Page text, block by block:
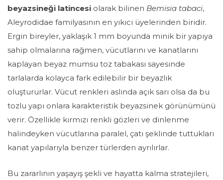
beyazsineği latincesi olarak bilinen Bemisia tabaci,
Aleyrodidae familyasının en yıkıcı üyelerinden biridir.
Ergin bireyler, yaklaşık 1 mm boyunda minik bir yapıya
sahip olmalarına rağmen, vücutlarını ve kanatlarını
kaplayan beyaz mumsu toz tabakası sayesinde
tarlalarda kolayca fark edilebilir bir beyazlık
oluştururlar. Vücut renkleri aslında açık sarı olsa da bu
tozlu yapı onlara karakteristik beyazsinek görünümünü
verir. Özellikle kırmızı renkli gözleri ve dinlenme
halindeyken vücutlarına paralel, çatı şeklinde tuttukları
kanat yapılarıyla benzer türlerden ayrılırlar.
Bu zararlının yaşayış şekli ve hayatta kalma stratejileri,